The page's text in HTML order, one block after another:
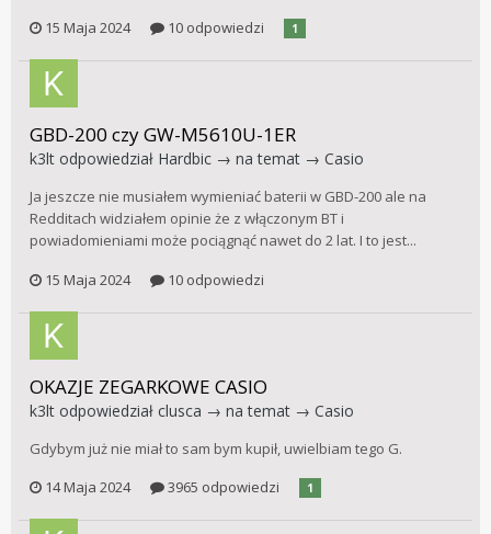
15 Maja 2024
10 odpowiedzi 1
GBD-200 czy GW-M5610U-1ER
k3lt odpowiedział Hardbic → na temat → Casio
Ja jeszcze nie musiałem wymieniać baterii w GBD-200 ale na
Redditach widziałem opinie że z włączonym BT i
powiadomieniami może pociągnąć nawet do 2 lat. I to jest...
15 Maja 2024
10 odpowiedzi
OKAZJE ZEGARKOWE CASIO
k3lt odpowiedział clusca → na temat → Casio
Gdybym już nie miał to sam bym kupił, uwielbiam tego G.
14 Maja 2024
3965 odpowiedzi 1